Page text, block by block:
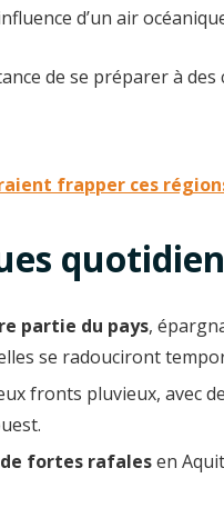
d’un air
de se préparer à
frapper ces
partie du pays,
se radouciront
fronts pluvieux, avec
fortes rafalesen